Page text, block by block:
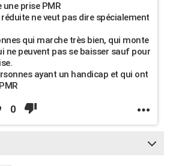
prise PMR
ne veut pas dire spécialement
qui marche très bien, qui monte
ne peuvent pas se baisser sauf pour
ayant un handicap et qui ont
0